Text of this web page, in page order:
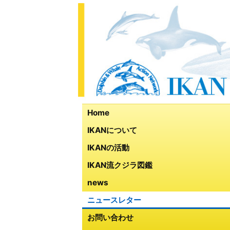
Home
IKANについて
IKANの活動
IKAN流クジラ図鑑
news
ニュースレター
お問い合わせ